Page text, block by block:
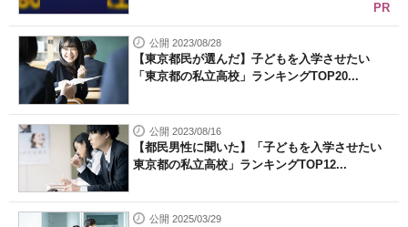
PR
公開 2023/08/28
【東京都民が選んだ】子どもを入学させたい
「東京都の私立高校」ランキングTOP20...
公開 2023/08/16
【都民男性に聞いた】「子どもを入学させたい
東京都の私立高校」ランキングTOP12...
公開 2025/03/29